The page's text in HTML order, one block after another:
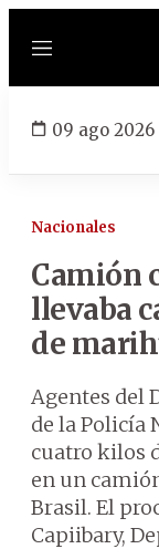
Menú
09 ago 2026
Nacionales
Camión
llevaba
de
Agentes del
de la Policía
cuatro kilos
en un
Brasil. El
Capiibary,